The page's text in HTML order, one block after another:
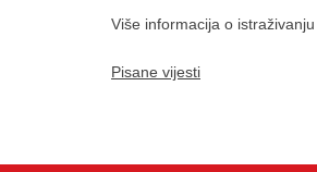
Više informacija o
Pisane vijesti